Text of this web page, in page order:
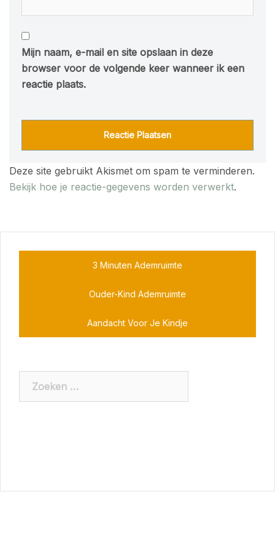
Mijn naam, e-mail en site opslaan in deze
browser voor de volgende keer wanneer ik een
reactie plaats.
Deze site gebruikt Akismet om spam te verminderen.
Bekijk hoe je reactie-gegevens worden verwerkt.
3 Minuten Ademruimte
Ouder-Kind Ademruimte
Aandacht Voor Je Kindje